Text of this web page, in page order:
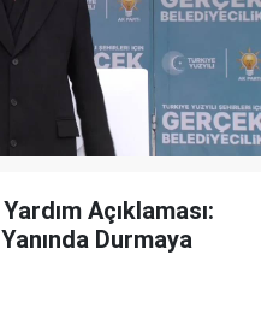
Açıklaması:
Durmaya